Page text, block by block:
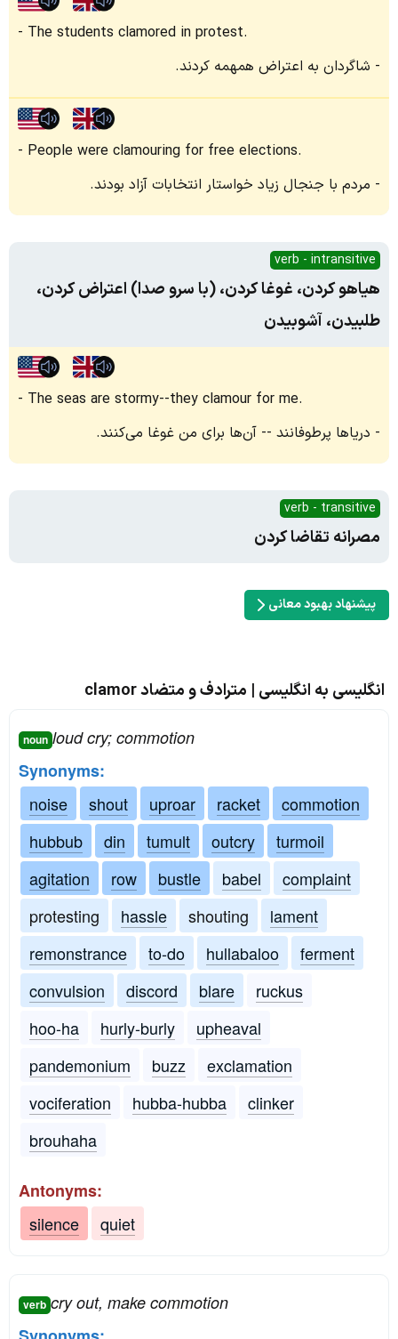
The students clamored in protest.
شاگردان به اعتراض همهمه کردند.
People were clamouring for free elections.
مردم با جنجال زیاد خواستار انتخابات آزاد بودند.
verb - intransitive
هیاهو کردن، غوغا کردن، (با سرو صدا) اعتراض کردن،
طلبیدن، آشوبیدن
The seas are stormy--they clamour for me.
دریاها پرطوفانند -- آن‌ها برای من غوغا می‌کنند.
verb - transitive
مصرانه تقاضا کردن
پیشنهاد بهبود معانی
انگلیسی به انگلیسی | مترادف و متضاد clamor
noun loud cry; commotion
Synonyms:
noise
shout uproar racket
commotion
hubbub
din tumult outcry
turmoil
agitation
row bustle babel
complaint
protesting
hassle shouting
lament
remonstrance
to-do hullabaloo
ferment
convulsion
discord blare
ruckus
hoo-ha
hurly-burly
upheaval
pandemonium
buzz
exclamation
vociferation
hubba-hubba
clinker
brouhaha
Antonyms:
silence
quiet
verb cry out, make commotion